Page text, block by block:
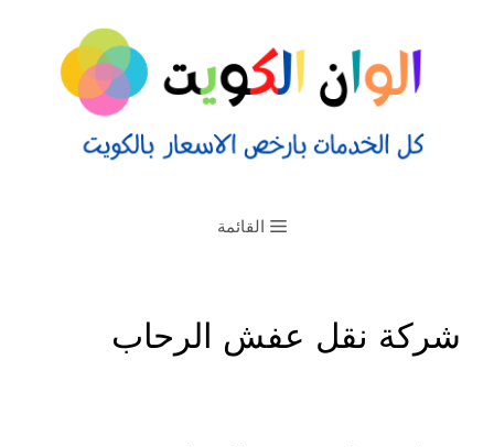
القائمة
شركة نقل عفش الرحاب